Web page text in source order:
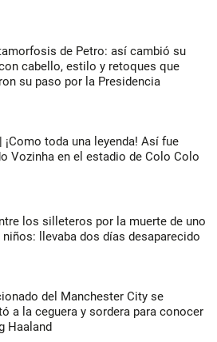
de Petro: así cambió su
cabello, estilo y retoques que
su paso por la Presidencia
¡Como toda una leyenda! Así fue
Vozinha en el estadio de Colo Colo
los silleteros por la muerte de uno
niños: llevaba dos días desaparecido
del Manchester City se
a la ceguera y sordera para conocer
Haaland